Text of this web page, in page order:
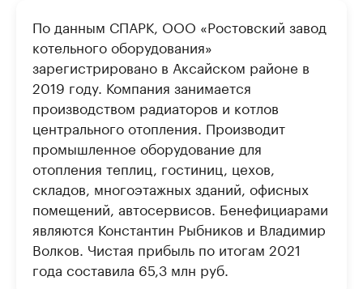
По данным СПАРК, ООО «Ростовский завод
котельного оборудования»
зарегистрировано в Аксайском районе в
2019 году. Компания занимается
производством радиаторов и котлов
центрального отопления. Производит
промышленное оборудование для
отопления теплиц, гостиниц, цехов,
складов, многоэтажных зданий, офисных
помещений, автосервисов. Бенефициарами
являются Константин Рыбников и Владимир
Волков. Чистая прибыль по итогам 2021
года составила 65,3 млн руб.